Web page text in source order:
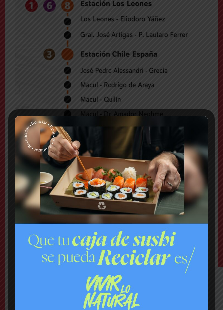
TAGS LINEA8 METRO PUENTEALTO
LO MÁS VISTO ESTA SEMANA